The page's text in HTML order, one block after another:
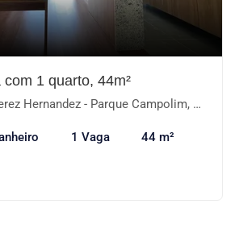
1 quarto, 44m²
- Parque Campolim, Sorocaba-SP
1 Vaga 44 m²